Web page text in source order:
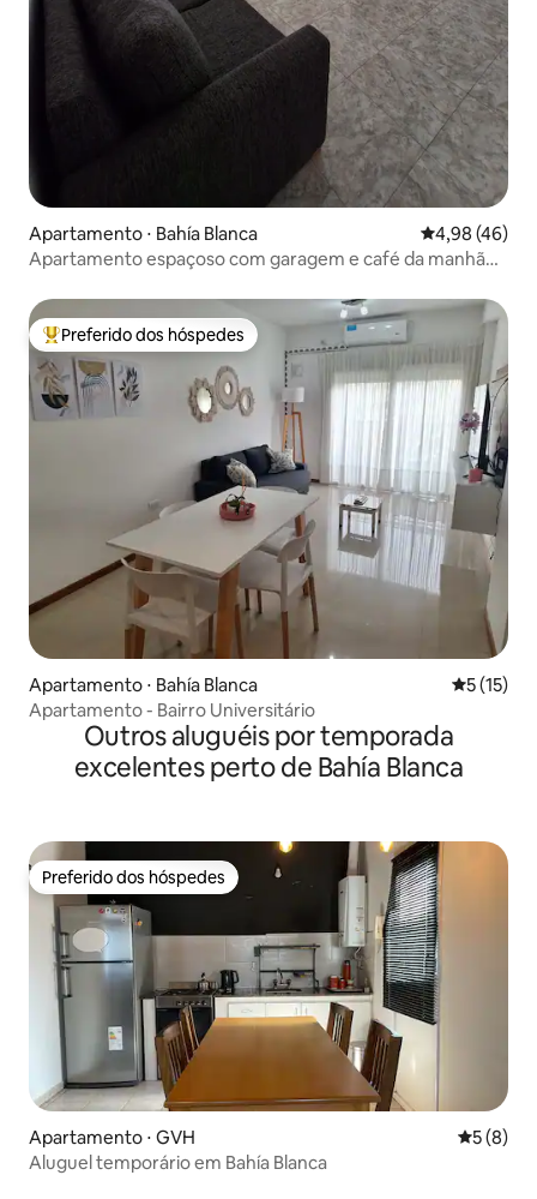
Apartamento ⋅ Bahía Blanca 4,98 de uma
4,98 (46)
Apartamento espaçoso com garagem e café da manhã
Entre os melhores preferidos dos hóspedes
Preferido dos hóspedes
Apartamento ⋅ Bahía Blanca 5 de uma
5 (15)
Apartamento - Bairro Universitário
Outros aluguéis por temporada
excelentes perto de Bahía Blanca
Preferido dos hóspedes
Preferido dos hóspedes
Apartamento ⋅ GVH 5 de
5 (8)
Aluguel temporário em Bahía Blanca